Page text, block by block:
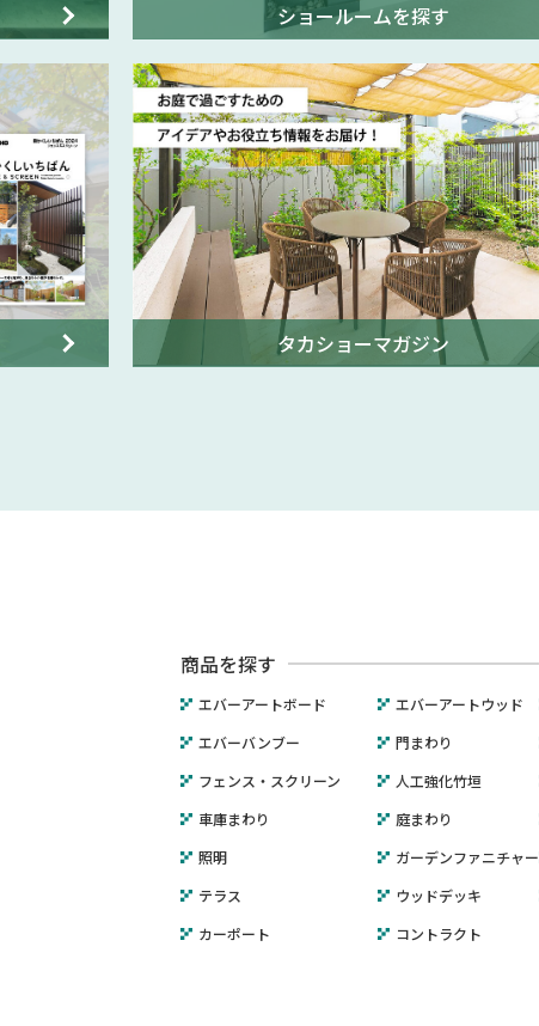
ショールームを探す
タカショーマガジン
商品を探す
エバーアートボード
エバーアートウッド
エバーバンブー
門まわり
フェンス・スクリーン
人工強化竹垣
車庫まわり
庭まわり
照明
ガーデンファニチャー
テラス
ウッドデッキ
カーポート
コントラクト